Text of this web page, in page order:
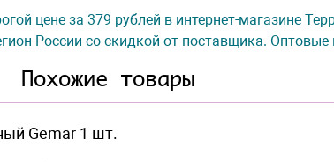
цене за 379 рублей в интернет-магазине
России со скидкой от поставщика. Оптовые
Похожие товары
Gemar 1 шт.